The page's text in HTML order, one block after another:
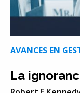
AVANCES EN
La